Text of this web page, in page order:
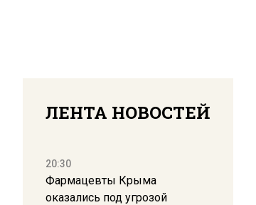
ЛЕНТА НОВОСТЕЙ
20:30
Фармацевты Крыма
оказались под угрозой